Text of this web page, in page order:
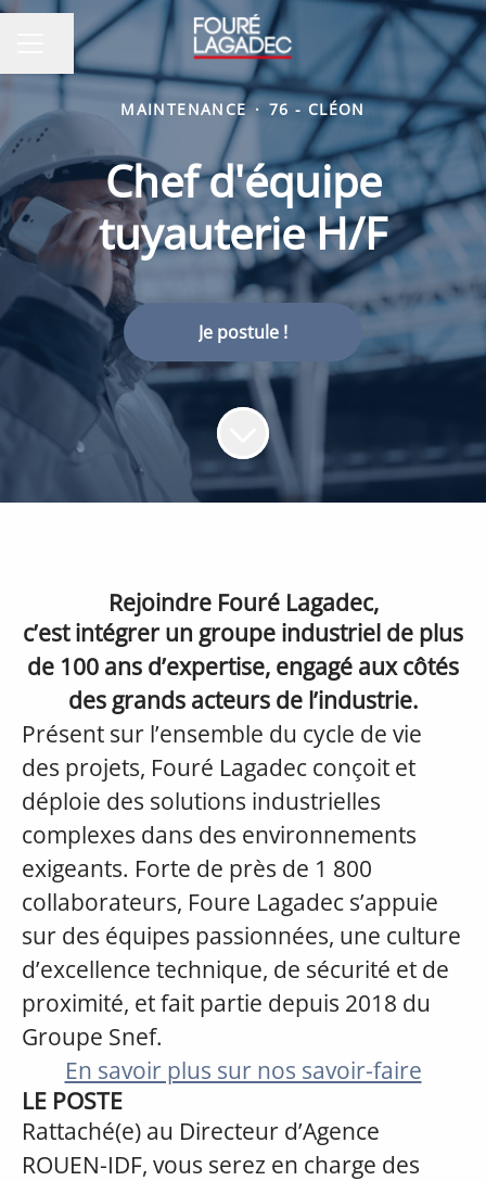
MENU CARRIÈRE
Partager la page
MAINTENANCE · 76 - CLÉON
Chef d'équipe
tuyauterie H/F
Je postule !
Rejoindre Fouré Lagadec,
c’est intégrer un groupe industriel de plus
de 100 ans d’expertise, engagé aux côtés
des grands acteurs de l’industrie.
Présent sur l’ensemble du cycle de vie
des projets, Fouré Lagadec conçoit et
déploie des solutions industrielles
complexes dans des environnements
exigeants. Forte de près de 1 800
collaborateurs, Foure Lagadec s’appuie
sur des équipes passionnées, une culture
d’excellence technique, de sécurité et de
proximité, et fait partie depuis 2018 du
Groupe Snef.
En savoir plus sur nos savoir-faire
LE POSTE
Rattaché(e) au Directeur d’Agence
ROUEN-IDF, vous serez en charge des